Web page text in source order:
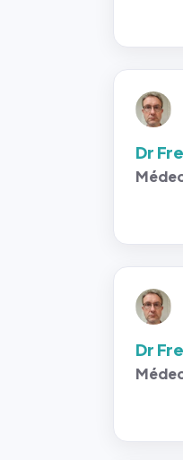
Dr
Dr